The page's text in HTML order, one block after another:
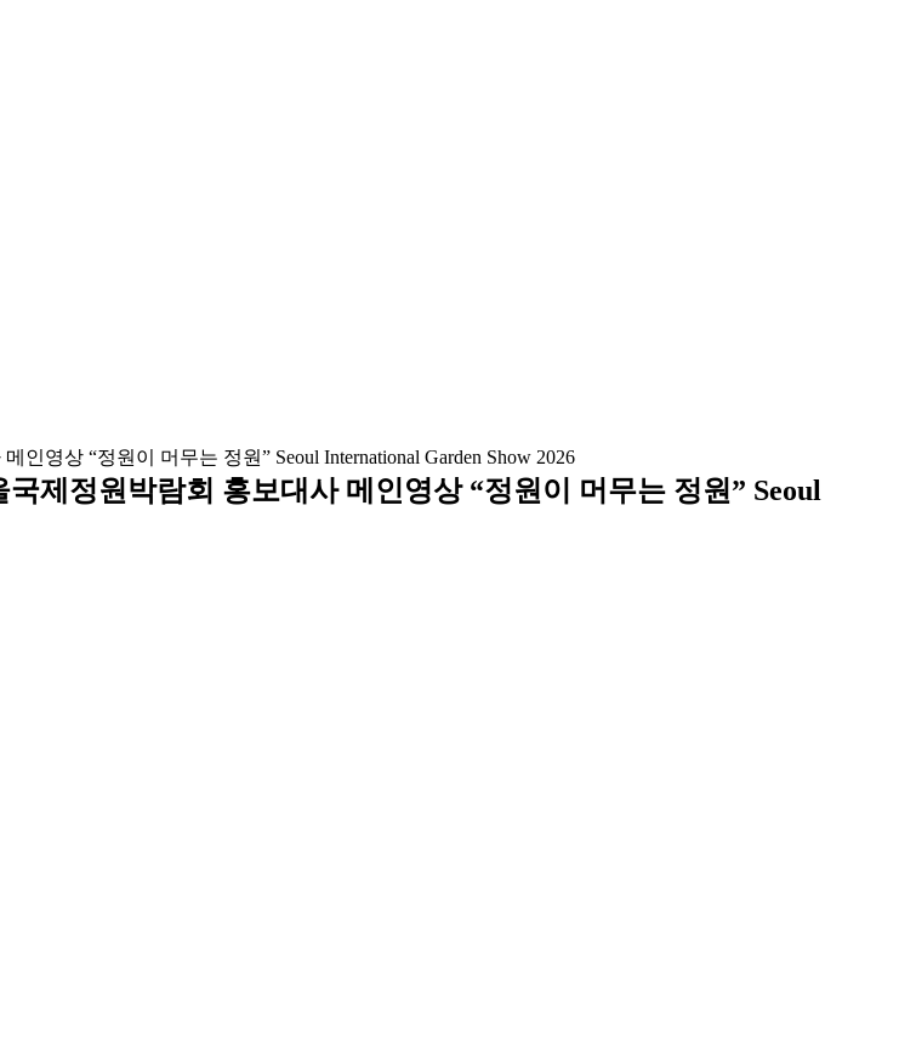
제정원박람회 홍보대사 메인영상 “정원이 머무는 정원” Seoul